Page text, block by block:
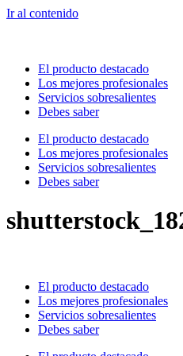
Ir al contenido
El producto destacado
Los mejores profesionales
Servicios sobresalientes
Debes saber
El producto destacado
Los mejores profesionales
Servicios sobresalientes
Debes saber
El producto destacado
Los mejores profesionales
Servicios sobresalientes
Debes saber